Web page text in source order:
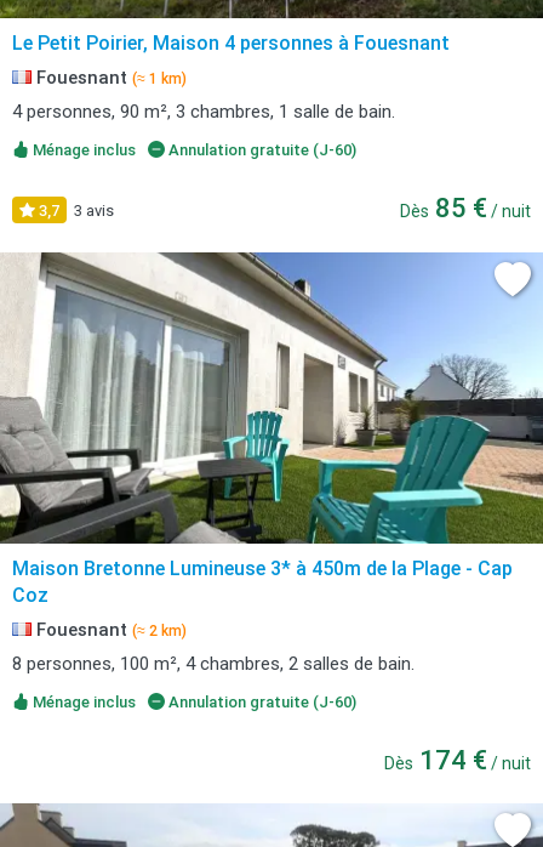
Le Petit Poirier, Maison 4 personnes à Fouesnant
Fouesnant (≈ 1 km)
4 personnes, 90 m², 3 chambres, 1 salle de bain.
Ménage inclus Annulation gratuite (J-60)
3,7 3 avis Dès 85 € / nuit
Maison Bretonne Lumineuse 3* à 450m de la Plage - Cap
Coz
Fouesnant (≈ 2 km)
8 personnes, 100 m², 4 chambres, 2 salles de bain.
Ménage inclus Annulation gratuite (J-60)
Dès 174 € / nuit